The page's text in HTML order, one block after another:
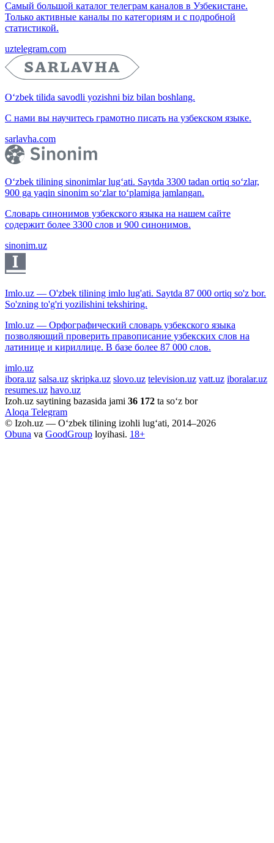
Самый большой каталог телеграм каналов в Узбекистане.
Только активные каналы по категориям и с подробной
статистикой.
uztelegram.com
O‘zbek tilida savodli yozishni biz bilan boshlang.
С нами вы научитесь грамотно писать на узбекском языке.
sarlavha.com
O‘zbek tilining sinonimlar lug‘ati. Saytda 3300 tadan ortiq so‘zlar,
900 ga yaqin sinonim so‘zlar to‘plamiga jamlangan.
Словарь синонимов узбекского языка на нашем сайте
содержит более 3300 слов и 900 синонимов.
sinonim.uz
Imlo.uz — O'zbek tilining imlo lug'ati. Saytda 87 000 ortiq so'z bor.
So'zning to'g'ri yozilishini tekshiring.
Imlo.uz — Орфографический словарь узбекского языка
позволяющий проверить правописание узбекских слов на
латинице и кириллице. В базе более 87 000 слов.
imlo.uz
ibora.uz salsa.uz skripka.uz slovo.uz television.uz vatt.uz iboralar.uz
resumes.uz havo.uz
Izoh.uz saytining bazasida jami 36 172 ta so‘z bor
Aloqa Telegram
© Izoh.uz — O‘zbek tilining izohli lug‘ati, 2014–2026
Obuna va GoodGroup loyihasi. 18+